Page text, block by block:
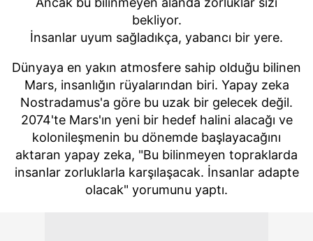
bekliyor.
İnsanlar uyum sağladıkça, yabancı bir yere.
Dünyaya en yakın atmosfere sahip olduğu bilinen
Mars, insanlığın rüyalarından biri. Yapay zeka
Nostradamus'a göre bu uzak bir gelecek değil.
2074'te Mars'ın yeni bir hedef halini alacağı ve
kolonileşmenin bu dönemde başlayacağını
aktaran yapay zeka, "Bu bilinmeyen topraklarda
insanlar zorluklarla karşılaşacak. İnsanlar adapte
olacak" yorumunu yaptı.